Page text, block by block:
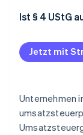
Unechte
Vorteile einer
Nachteile
Ist § 4 UStG
Jetzt mit
Unternehmen